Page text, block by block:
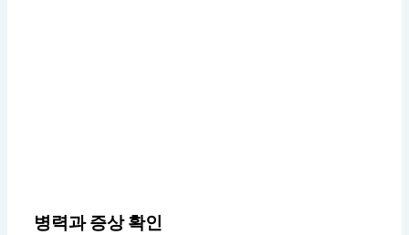
병력과 증상 확인